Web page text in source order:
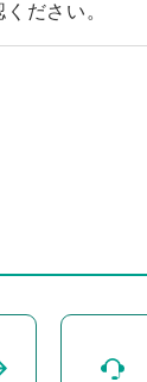
ださい。